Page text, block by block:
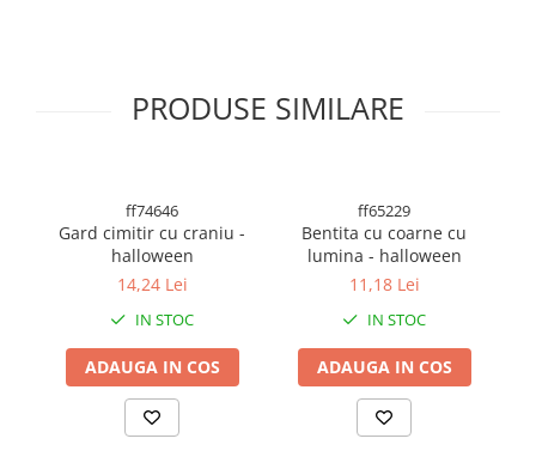
COSTUME PETRECERE ADULTI
PRODUSE SIMILARE
ff74646
Gard cimitir cu craniu -
halloween
14,24 Lei
IN STOC
ADAUGA IN COS
ff65229
Bentita cu coarne cu
lumina - halloween
11,18 Lei
IN STOC
ADAUGA IN COS